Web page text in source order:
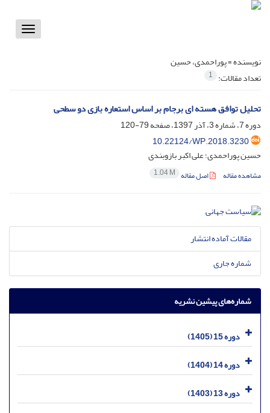
Toggle
نویسنده =پوراحمدی، حسین
تعداد مقالات: 1
تحلیل توافق هسته ای برجام بر اساس استعاره بازی دو سطحی
دوره 7، شماره 3، آذر 1397، صفحه
79-120
10.22124/WP.2018.3230
حسین پوراحمدی؛ علی اکبر بازوبندی
مشاهده مقاله اصل مقاله 1.04 M
مقالات آماده انتشار
شماره جاری
شماره‌های پیشین نشریه
دوره 15 (1405)
دوره 14 (1404)
دوره 13 (1403)